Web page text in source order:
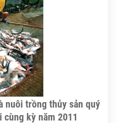
nuôi trồng thủy sản quý
kỳ năm 2011